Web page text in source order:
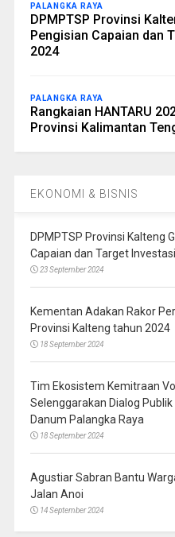
PALANGKA RAYA
DPMPTSP Provinsi
Pengisian Capaian dan
2024
PALANGKA RAYA
Rangkaian HANTARU
Provinsi Kalimantan
EKONOMI & BISNIS
DPMPTSP Provinsi Kalteng
Capaian dan Target
23 September 2024
Kementan Adakan Rakor
Provinsi Kalteng tahun 2024
18 September 2024
Tim Ekosistem Kemitraan
Selenggarakan Dialog
Danum Palangka Raya
18 September 2024
Agustiar Sabran Bantu
Jalan Anoi
14 September 2024